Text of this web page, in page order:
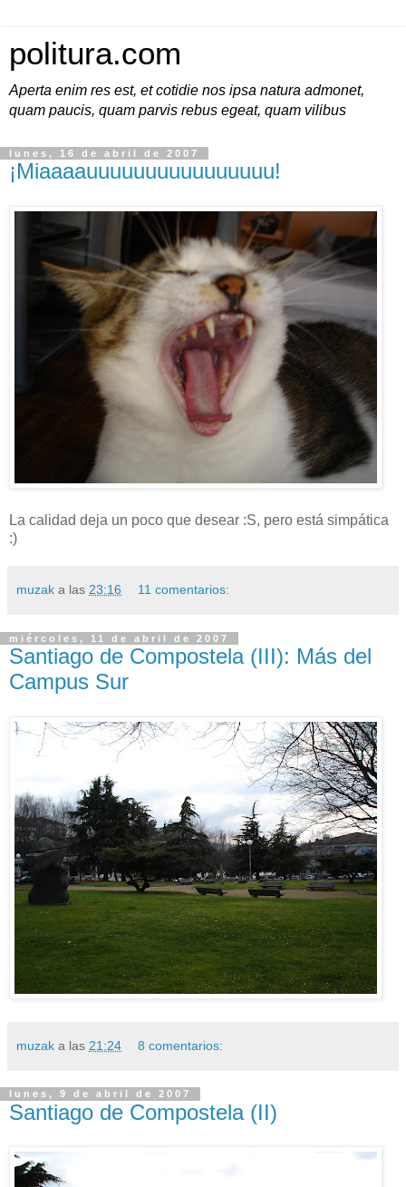
politura.com
Aperta enim res est, et cotidie nos ipsa natura admonet,
quam paucis, quam parvis rebus egeat, quam vilibus
lunes, 16 de abril de 2007
¡Miaaaauuuuuuuuuuuuuuuu!
La calidad deja un poco que desear :S, pero está simpática
:)
muzak a las 23:16 11 comentarios:
miércoles, 11 de abril de 2007
Santiago de Compostela (III): Más del
Campus Sur
muzak a las 21:24 8 comentarios:
lunes, 9 de abril de 2007
Santiago de Compostela (II)